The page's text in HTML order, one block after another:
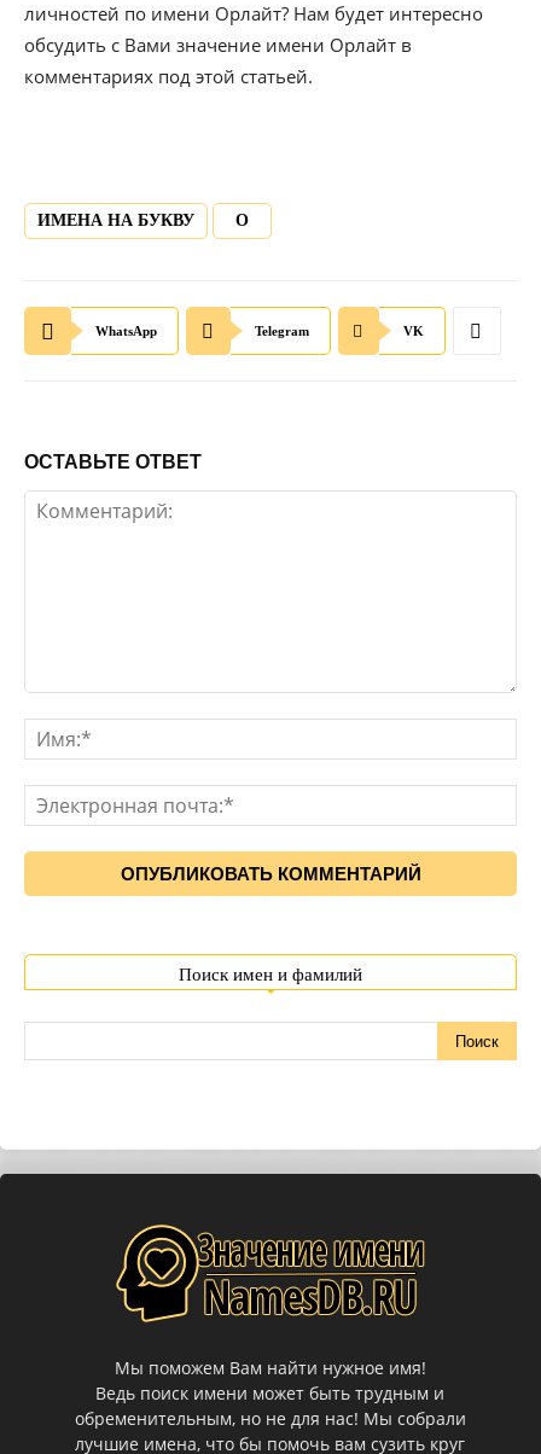
личностей по имени Орлайт? Нам будет интересно
обсудить с Вами значение имени Орлайт в
комментариях под этой статьей.
ИМЕНА НА БУКВУ О
WhatsApp Telegram VK
ОСТАВЬТЕ ОТВЕТ
Поиск имен и фамилий
Мы поможем Вам найти нужное имя!
Ведь поиск имени может быть трудным и
обременительным, но не для нас! Мы собрали
лучшие имена, что бы помочь вам сузить круг